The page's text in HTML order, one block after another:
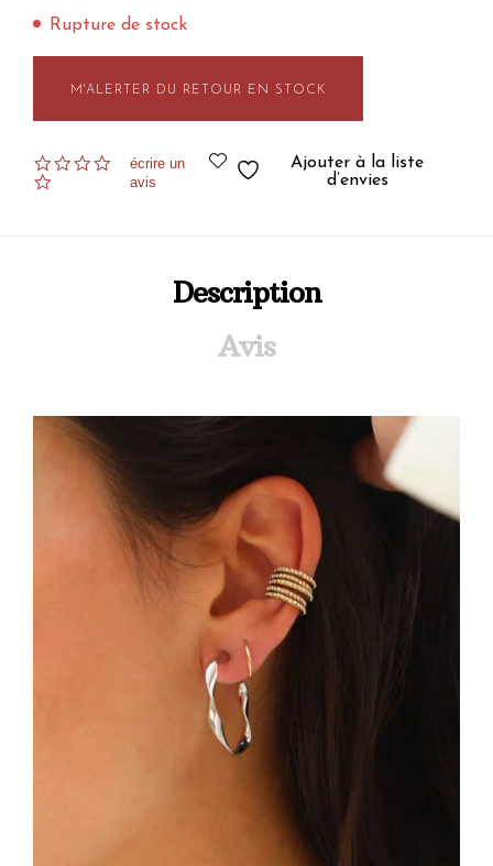
Rupture de stock
M'ALERTER DU RETOUR EN STOCK
0.0
star
écrire un
avis
Ajouter à la liste
d’envies
Description
Avis